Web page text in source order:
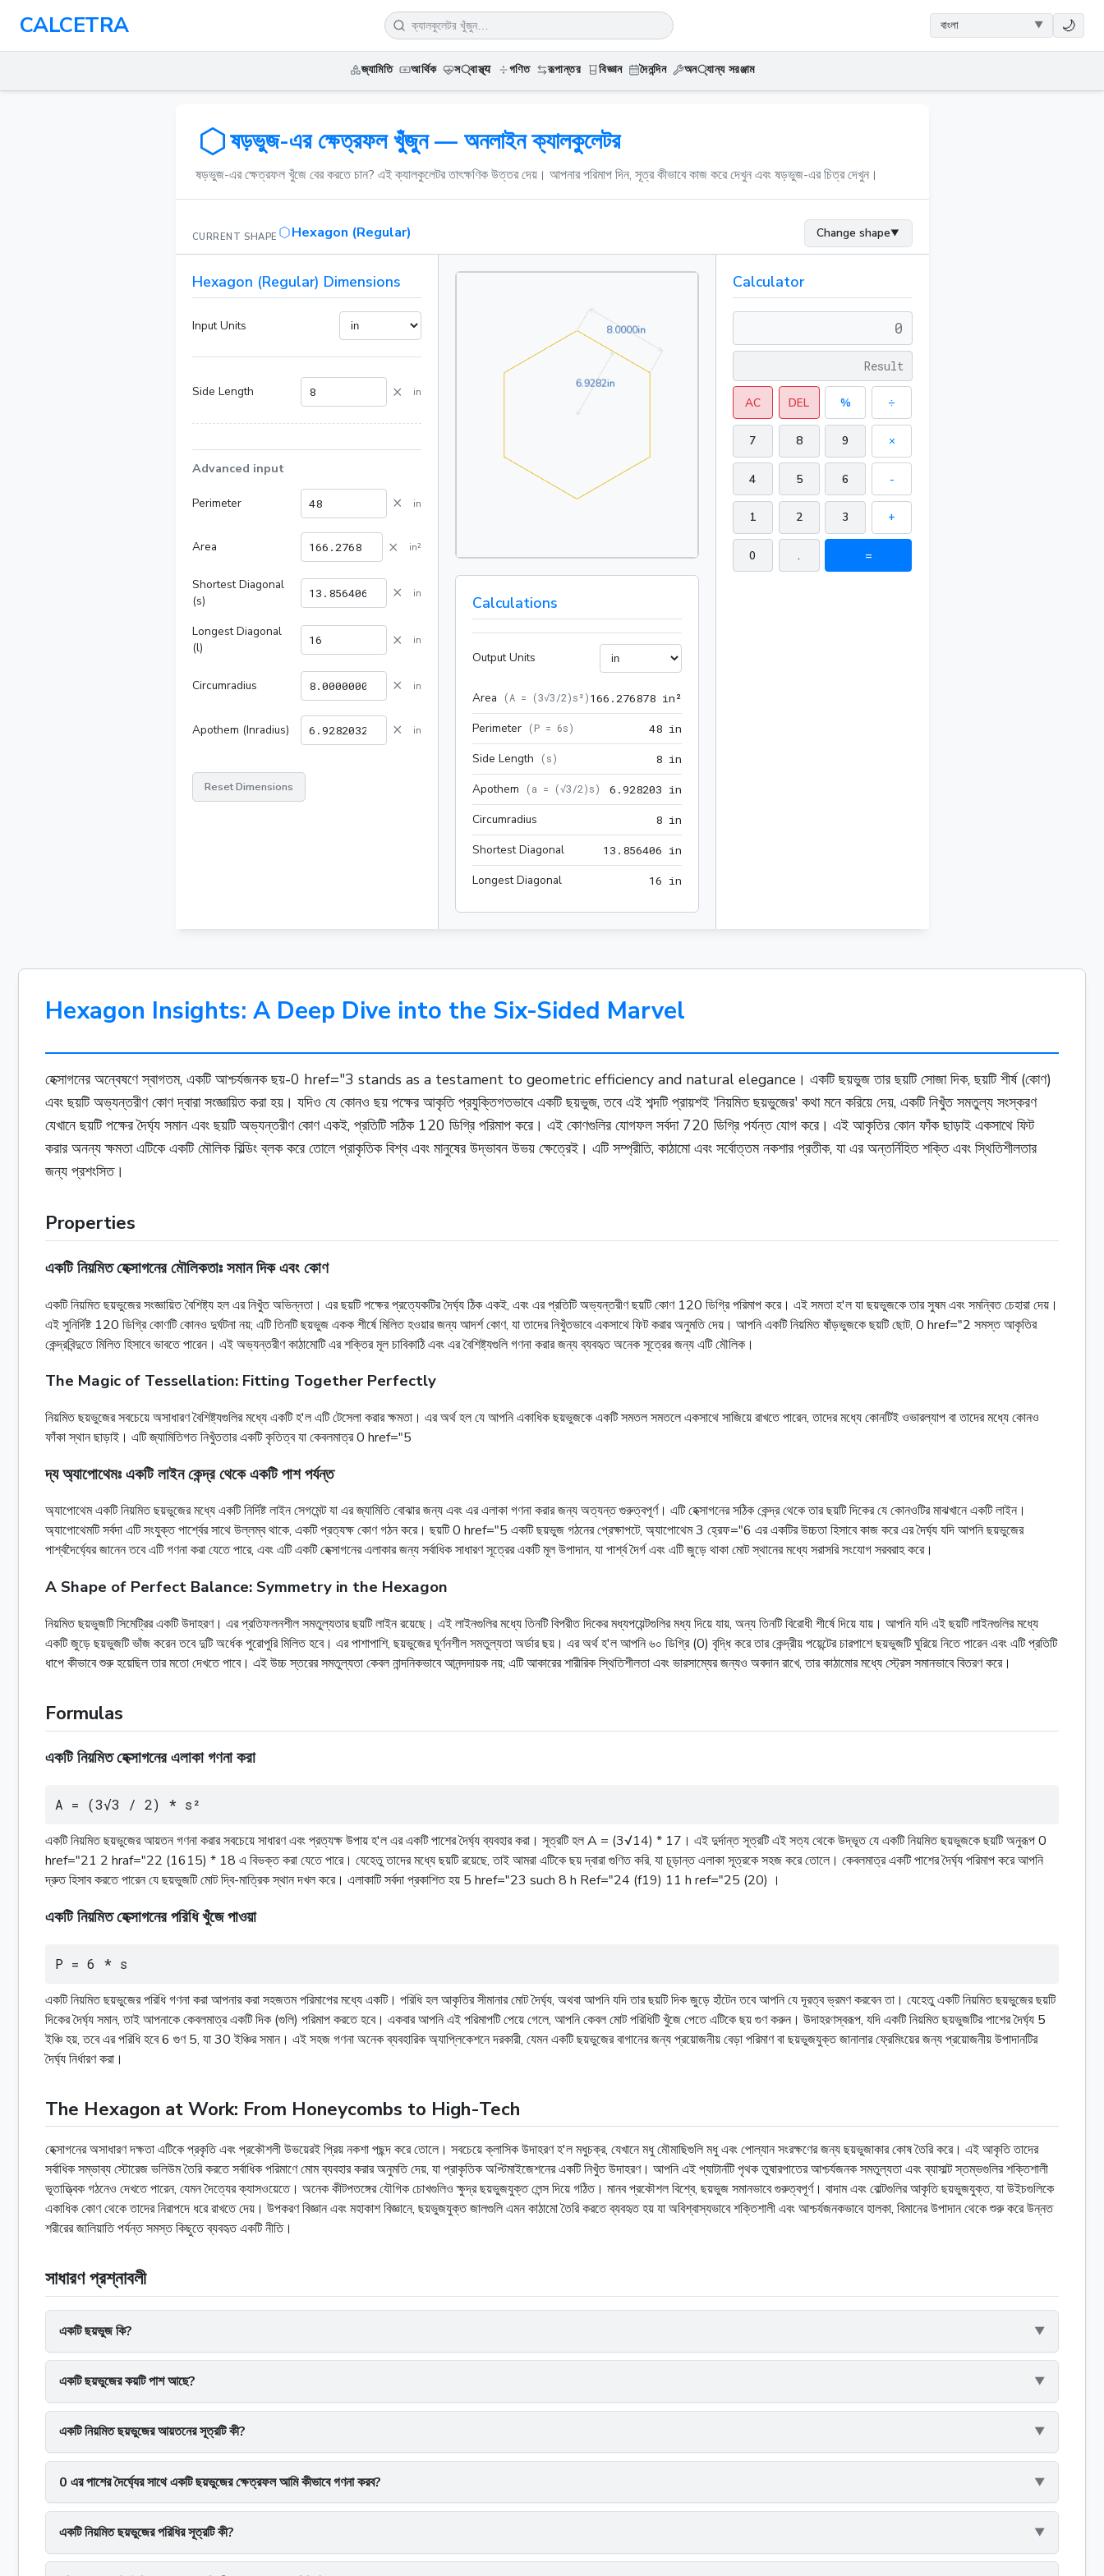
CALCETRA 🌙
জ্যামিতি আর্থিক স्বাস্থ্य গণিত রূপান্তর বিজ্ঞান দৈনন্দিন অন्যান্য সরঞ্জাম
ষড়ভুজ-এর ক্ষেত্রফল খুঁজুন — অনলাইন ক্যালকুলেটর
ষড়ভুজ-এর ক্ষেত্রফল খুঁজে বের করতে চান? এই ক্যালকুলেটর তাৎক্ষণিক উত্তর দেয়। আপনার পরিমাপ দিন, সূত্র কীভাবে কাজ করে দেখুন এবং ষড়ভুজ-এর চিত্র দেখুন।
CURRENT SHAPE Hexagon (Regular) Change shape▼
Hexagon (Regular) Dimensions
Input Units
Side Length × in
Advanced input
Perimeter × in
Area × in²
Shortest Diagonal
(s)
× in
Longest Diagonal
(l)
× in
Circumradius × in
Apothem (Inradius) × in
Reset Dimensions
8.0000in8.0000in
6.9282in6.9282in
Calculations
Output Units
Area (A = (3√3/2)s²)166 .276878 in²166.276878 in²
Perimeter (P = 6s) 48 in48 in
Side Length (s) 8 in8 in
Apothem (a = (√3/2)s) 6 .928203 in6.928203 in
Circumradius 8 in8 in
Shortest Diagonal 1 3 . 856406 in13.856406 in
Longest Diagonal 16 in16 in
Calculator
AC DEL % ÷
7 8 9 ×
4 5 6 -
1 2 3 +
0 . =
Hexagon Insights: A Deep Dive into the Six-Sided Marvel
হেক্সাগনের অন্বেষণে স্বাগতম, একটি আশ্চর্যজনক ছয়-0 href="3 stands as a testament to geometric efficiency and natural elegance। একটি ছয়ভুজ তার ছয়টি সোজা দিক, ছয়টি শীর্ষ (কোণ)
এবং ছয়টি অভ্যন্তরীণ কোণ দ্বারা সংজ্ঞায়িত করা হয়। যদিও যে কোনও ছয় পক্ষের আকৃতি প্রযুক্তিগতভাবে একটি ছয়ভুজ, তবে এই শব্দটি প্রায়শই 'নিয়মিত ছয়ভুজের' কথা মনে করিয়ে দেয়, একটি নিখুঁত সমতুল্য সংস্করণ
যেখানে ছয়টি পক্ষের দৈর্ঘ্য সমান এবং ছয়টি অভ্যন্তরীণ কোণ একই, প্রতিটি সঠিক 120 ডিগ্রি পরিমাপ করে। এই কোণগুলির যোগফল সর্বদা 720 ডিগ্রি পর্যন্ত যোগ করে। এই আকৃতির কোন ফাঁক ছাড়াই একসাথে ফিট
করার অনন্য ক্ষমতা এটিকে একটি মৌলিক বিল্ডিং ব্লক করে তোলে প্রাকৃতিক বিশ্ব এবং মানুষের উদ্ভাবন উভয় ক্ষেত্রেই। এটি সম্প্রীতি, কাঠামো এবং সর্বোত্তম নকশার প্রতীক, যা এর অন্তর্নিহিত শক্তি এবং স্থিতিশীলতার
জন্য প্রশংসিত।
Properties
একটি নিয়মিত হেক্সাগনের মৌলিকতাঃ সমান দিক এবং কোণ
একটি নিয়মিত ছয়ভুজের সংজ্ঞায়িত বৈশিষ্ট্য হল এর নিখুঁত অভিন্নতা। এর ছয়টি পক্ষের প্রত্যেকটির দৈর্ঘ্য ঠিক একই, এবং এর প্রতিটি অভ্যন্তরীণ ছয়টি কোণ 120 ডিগ্রি পরিমাপ করে। এই সমতা হ'ল যা ছয়ভুজকে তার সুষম এবং সমন্বিত চেহারা দেয়।
এই সুনির্দিষ্ট 120 ডিগ্রি কোণটি কোনও দুর্ঘটনা নয়; এটি তিনটি ছয়ভুজ একক শীর্ষে মিলিত হওয়ার জন্য আদর্শ কোণ, যা তাদের নিখুঁতভাবে একসাথে ফিট করার অনুমতি দেয়। আপনি একটি নিয়মিত ষাঁড়ভুজকে ছয়টি ছোট, 0 href="2 সমস্ত আকৃতির
কেন্দ্রবিন্দুতে মিলিত হিসাবে ভাবতে পারেন। এই অভ্যন্তরীণ কাঠামোটি এর শক্তির মূল চাবিকাঠি এবং এর বৈশিষ্ট্যগুলি গণনা করার জন্য ব্যবহৃত অনেক সূত্রের জন্য এটি মৌলিক।
The Magic of Tessellation: Fitting Together Perfectly
নিয়মিত ছয়ভুজের সবচেয়ে অসাধারণ বৈশিষ্ট্যগুলির মধ্যে একটি হ'ল এটি টেসেলা করার ক্ষমতা। এর অর্থ হল যে আপনি একাধিক ছয়ভুজকে একটি সমতল সমতলে একসাথে সাজিয়ে রাখতে পারেন, তাদের মধ্যে কোনটিই ওভারল্যাপ বা তাদের মধ্যে কোনও
ফাঁকা স্থান ছাড়াই। এটি জ্যামিতিগত নিখুঁততার একটি কৃতিত্ব যা কেবলমাত্র 0 href="5
দ্য অ্যাপোথেমঃ একটি লাইন কেন্দ্র থেকে একটি পাশ পর্যন্ত
অ্যাপোথেম একটি নিয়মিত ছয়ভুজের মধ্যে একটি নির্দিষ্ট লাইন সেগমেন্ট যা এর জ্যামিতি বোঝার জন্য এবং এর এলাকা গণনা করার জন্য অত্যন্ত গুরুত্বপূর্ণ। এটি হেক্সাগনের সঠিক কেন্দ্র থেকে তার ছয়টি দিকের যে কোনওটির মাঝখানে একটি লাইন।
অ্যাপোথেমটি সর্বদা এটি সংযুক্ত পার্শ্বের সাথে উল্লম্ব থাকে, একটি প্রত্যক্ষ কোণ গঠন করে। ছয়টি 0 href="5 একটি ছয়ভুজ গঠনের প্রেক্ষাপটে, অ্যাপোথেম 3 হ্রেফ="6 এর একটির উচ্চতা হিসাবে কাজ করে এর দৈর্ঘ্য যদি আপনি ছয়ভুজের
পার্শ্বদৈর্ঘ্যের জানেন তবে এটি গণনা করা যেতে পারে, এবং এটি একটি হেক্সাগনের এলাকার জন্য সর্বাধিক সাধারণ সূত্রের একটি মূল উপাদান, যা পার্শ্ব দৈর্গ এবং এটি জুড়ে থাকা মোট স্থানের মধ্যে সরাসরি সংযোগ সরবরাহ করে।
A Shape of Perfect Balance: Symmetry in the Hexagon
নিয়মিত ছয়ভুজটি সিমেট্রির একটি উদাহরণ। এর প্রতিফলনশীল সমতুল্যতার ছয়টি লাইন রয়েছে। এই লাইনগুলির মধ্যে তিনটি বিপরীত দিকের মধ্যপয়েন্টগুলির মধ্য দিয়ে যায়, অন্য তিনটি বিরোধী শীর্ষে দিয়ে যায়। আপনি যদি এই ছয়টি লাইনগুলির মধ্যে
একটি জুড়ে ছয়ভুজটি ভাঁজ করেন তবে দুটি অর্ধেক পুরোপুরি মিলিত হবে। এর পাশাপাশি, ছয়ভুজের ঘূর্ণনশীল সমতুল্যতা অর্ডার ছয়। এর অর্থ হ'ল আপনি ৬০ ডিগ্রি (0) বৃদ্ধি করে তার কেন্দ্রীয় পয়েন্টের চারপাশে ছয়ভুজটি ঘুরিয়ে নিতে পারেন এবং এটি প্রতিটি
ধাপে কীভাবে শুরু হয়েছিল তার মতো দেখতে পাবে। এই উচ্চ স্তরের সমতুল্যতা কেবল নান্দনিকভাবে আনন্দদায়ক নয়; এটি আকারের শারীরিক স্থিতিশীলতা এবং ভারসাম্যের জন্যও অবদান রাখে, তার কাঠামোর মধ্যে স্ট্রেস সমানভাবে বিতরণ করে।
Formulas
একটি নিয়মিত হেক্সাগনের এলাকা গণনা করা
A = (3√3 / 2) * s²
একটি নিয়মিত ছয়ভুজের আয়তন গণনা করার সবচেয়ে সাধারণ এবং প্রত্যক্ষ উপায় হ'ল এর একটি পাশের দৈর্ঘ্য ব্যবহার করা। সূত্রটি হল A = (3√14) * 17। এই দুর্দান্ত সূত্রটি এই সত্য থেকে উদ্ভূত যে একটি নিয়মিত ছয়ভুজকে ছয়টি অনুরূপ 0
href="21 2 hraf="22 (1615) * 18 এ বিভক্ত করা যেতে পারে। যেহেতু তাদের মধ্যে ছয়টি রয়েছে, তাই আমরা এটিকে ছয় দ্বারা গুণিত করি, যা চূড়ান্ত এলাকা সূত্রকে সহজ করে তোলে। কেবলমাত্র একটি পাশের দৈর্ঘ্য পরিমাপ করে আপনি
দ্রুত হিসাব করতে পারেন যে ছয়ভুজটি মোট দ্বি-মাত্রিক স্থান দখল করে। এলাকাটি সর্বদা প্রকাশিত হয় 5 href="23 such 8 h Ref="24 (f19) 11 h ref="25 (20) ।
একটি নিয়মিত হেক্সাগনের পরিধি খুঁজে পাওয়া
P = 6 * s
একটি নিয়মিত ছয়ভুজের পরিধি গণনা করা আপনার করা সহজতম পরিমাপের মধ্যে একটি। পরিধি হল আকৃতির সীমানার মোট দৈর্ঘ্য, অথবা আপনি যদি তার ছয়টি দিক জুড়ে হাঁটেন তবে আপনি যে দূরত্ব ভ্রমণ করবেন তা। যেহেতু একটি নিয়মিত ছয়ভুজের ছয়টি
দিকের দৈর্ঘ্য সমান, তাই আপনাকে কেবলমাত্র একটি দিক (গুলি) পরিমাপ করতে হবে। একবার আপনি এই পরিমাপটি পেয়ে গেলে, আপনি কেবল মোট পরিধিটি খুঁজে পেতে এটিকে ছয় গুণ করুন। উদাহরণস্বরূপ, যদি একটি নিয়মিত ছয়ভুজটির পাশের দৈর্ঘ্য 5
ইঞ্চি হয়, তবে এর পরিধি হবে 6 গুণ 5, যা 30 ইঞ্চির সমান। এই সহজ গণনা অনেক ব্যবহারিক অ্যাপ্লিকেশনে দরকারী, যেমন একটি ছয়ভুজের বাগানের জন্য প্রয়োজনীয় বেড়া পরিমাণ বা ছয়ভুজযুক্ত জানালার ফ্রেমিংয়ের জন্য প্রয়োজনীয় উপাদানটির
দৈর্ঘ্য নির্ধারণ করা।
The Hexagon at Work: From Honeycombs to High-Tech
হেক্সাগনের অসাধারণ দক্ষতা এটিকে প্রকৃতি এবং প্রকৌশলী উভয়েরই প্রিয় নকশা পছন্দ করে তোলে। সবচেয়ে ক্লাসিক উদাহরণ হ'ল মধুচক্র, যেখানে মধু মৌমাছিগুলি মধু এবং পোল্যান সংরক্ষণের জন্য ছয়ভুজাকার কোষ তৈরি করে। এই আকৃতি তাদের
সর্বাধিক সম্ভাব্য স্টোরেজ ভলিউম তৈরি করতে সর্বাধিক পরিমাণে মোম ব্যবহার করার অনুমতি দেয়, যা প্রাকৃতিক অপ্টিমাইজেশনের একটি নিখুঁত উদাহরণ। আপনি এই প্যাটার্নটি পৃথক তুষারপাতের আশ্চর্যজনক সমতুল্যতা এবং ব্যাসাল্ট স্তম্ভগুলির শক্তিশালী
ভূতাত্ত্বিক গঠনেও দেখতে পারেন, যেমন দৈত্যের ক্যাসওয়েতে। অনেক কীটপতঙ্গের যৌগিক চোখগুলিও ক্ষুদ্র ছয়ভুজযুক্ত লেন্স দিয়ে গঠিত। মানব প্রকৌশল বিশ্বে, ছয়ভুজ সমানভাবে গুরুত্বপূর্ণ। বাদাম এবং বোল্টগুলির আকৃতি ছয়ভুজযুক্ত, যা উইচগুলিকে
একাধিক কোণ থেকে তাদের নিরাপদে ধরে রাখতে দেয়। উপকরণ বিজ্ঞান এবং মহাকাশ বিজ্ঞানে, ছয়ভুজযুক্ত জালগুলি এমন কাঠামো তৈরি করতে ব্যবহৃত হয় যা অবিশ্বাস্যভাবে শক্তিশালী এবং আশ্চর্যজনকভাবে হালকা, বিমানের উপাদান থেকে শুরু করে উন্নত
শরীরের জালিয়াতি পর্যন্ত সমস্ত কিছুতে ব্যবহৃত একটি নীতি।
সাধারণ প্রশ্নাবলী
একটি ছয়ভুজ কি?
একটি ছয়ভুজের কয়টি পাশ আছে?
একটি নিয়মিত ছয়ভুজের আয়তনের সূত্রটি কী?
0 এর পাশের দৈর্ঘ্যের সাথে একটি ছয়ভুজের ক্ষেত্রফল আমি কীভাবে গণনা করব?
একটি নিয়মিত ছয়ভুজের পরিধির সূত্রটি কী?